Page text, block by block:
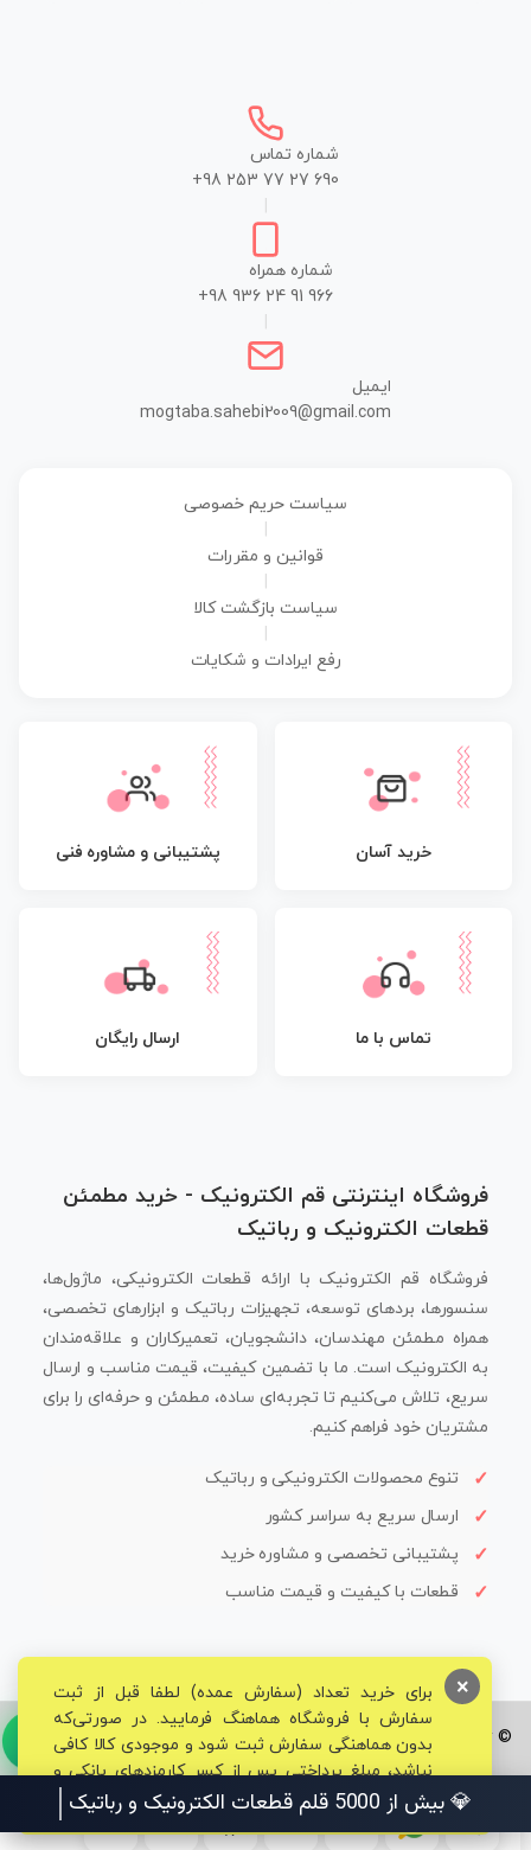
شماره تماس
+98 253 77 27 690
شماره همراه
+98 936 24 91 966
ایمیل
mogtaba.sahebi2009@gmail.com
سیاست حریم خصوصی
قوانین و مقررات
سیاست بازگشت کالا
رفع ایرادات و شکایات
خرید آسان پشتیبانی و مشاوره فنی
تماس با ما ارسال رایگان
فروشگاه اینترنتی قم الکترونیک - خرید مطمئن
قطعات الکترونیک و رباتیک
فروشگاه قم الکترونیک با ارائه قطعات الکترونیکی، ماژول‌ها،
سنسورها، بردهای توسعه، تجهیزات رباتیک و ابزارهای تخصصی،
همراه مطمئن مهندسان، دانشجویان، تعمیرکاران و علاقه‌مندان
به الکترونیک است. ما با تضمین کیفیت، قیمت مناسب و ارسال
سریع، تلاش می‌کنیم تا تجربه‌ای ساده، مطمئن و حرفه‌ای را برای
مشتریان خود فراهم کنیم.
تنوع محصولات الکترونیکی و رباتیک
ارسال سریع به سراسر کشور
پشتیبانی تخصصی و مشاوره خرید
قطعات با کیفیت و قیمت مناسب
© تمامی حقوق برای فروشگاه تخصصی قم الکترونیک محفوظ می‌باشد.
برای خرید تعداد (سفارش عمده) لطفا قبل از ثبت
سفارش با فروشگاه هماهنگ فرمایید. در صورتی‌که
بدون هماهنگی سفارش ثبت شود و موجودی کالا کافی
نباشد، مبلغ پرداختی پس از کسر کارمزدهای بانکی و
مالیاتی به حساب شما بازگشت داده خواهد شد.
×
💎 بیش از 5000 قلم قطعات الکترونیک و رب